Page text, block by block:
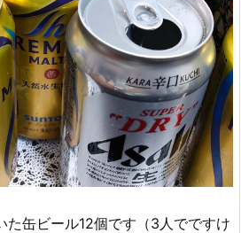
た缶ビール12個です（3人でですけ